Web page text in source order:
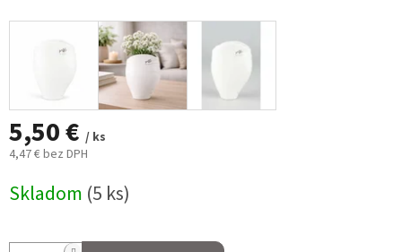
5,50 € / ks
4,47 € bez DPH
cena:
Skladom (5 ks)